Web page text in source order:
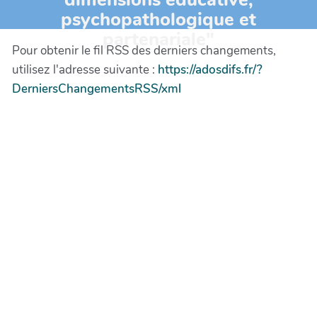
psychopathologique et
partenariale"
Pour obtenir le fil RSS des derniers changements,
utilisez l'adresse suivante : https://adosdifs.fr/?
DerniersChangementsRSS/xml